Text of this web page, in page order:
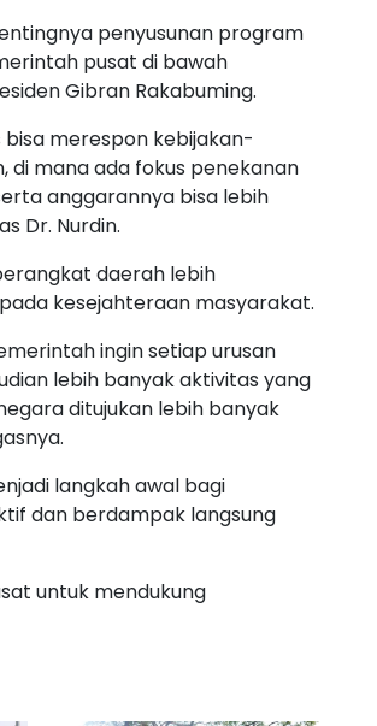
penyusunan program
pusat di bawah
Gibran Rakabuming.
bisa merespon kebijakan-
di mana ada fokus penekanan
anggarannya bisa lebih
Dr. Nurdin.
daerah lebih
kesejahteraan masyarakat.
ingin setiap urusan
lebih banyak aktivitas yang
ditujukan lebih banyak
langkah awal bagi
dan berdampak langsung
untuk mendukung